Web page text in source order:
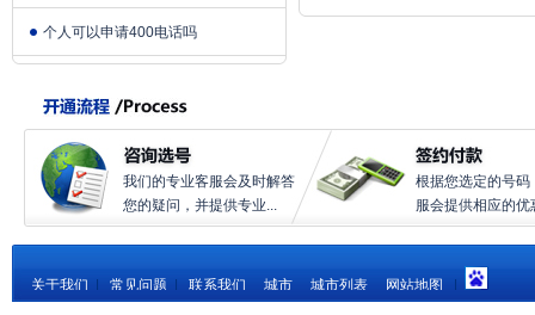
个人可以申请400电话吗
我们的专业客服会及时解答
您的疑问，并提供专业...
根据您选定的号码
服会提供相应的优
关于我们 常见问题 联系我们 城市 城市列表 网站地图